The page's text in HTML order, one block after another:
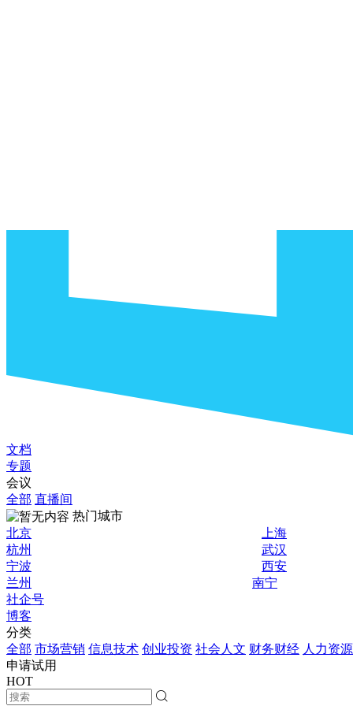
文档
专题
会议
全部 直播间
热门城市
北京
上海
杭州
武汉
宁波
西安
兰州
南宁
社企号
博客
分类
全部 市场营销 信息技术 创业投资 社会人文 财务财经 人力资源
申请试用
HOT